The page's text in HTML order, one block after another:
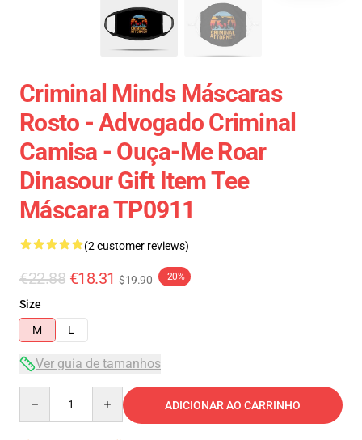
Criminal Minds Máscaras
Rosto - Advogado Criminal
Camisa - Ouça-Me Roar
Dinasour Gift Item Tee
Máscara TP0911
(2 customer reviews)
€22.88 €18.31 $19.90 -20%
Size
M
L
Ver guia de tamanhos
ADICIONAR AO CARRINHO